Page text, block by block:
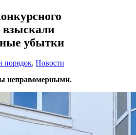
убытки
порядок, Новости
неправомерными.